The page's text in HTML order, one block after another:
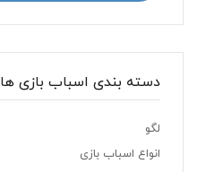
دسته بندی اسباب بازی ها
لگو
انواع اسباب بازی